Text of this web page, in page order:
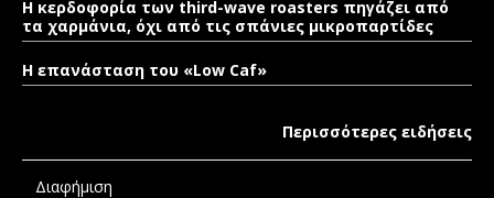
Η κερδοφορία των third-wave roasters πηγάζει από
τα χαρμάνια, όχι από τις σπάνιες μικροπαρτίδες
Η επανάσταση του «Low Caf»
Περισσότερες ειδήσεις
Διαφήμιση